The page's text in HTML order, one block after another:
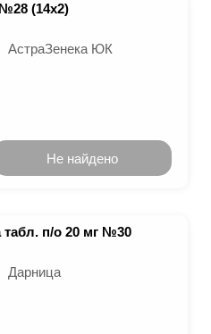
(14х2)
АстраЗенека ЮК
Не найдено
табл. п/о 20 мг №30
Дарница